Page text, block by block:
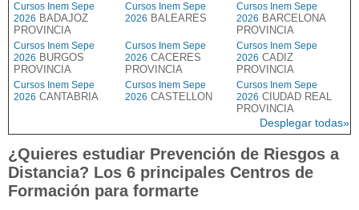
Cursos Inem Sepe
2026 BADAJOZ
PROVINCIA
Cursos Inem Sepe
2026 BALEARES
Cursos Inem Sepe
2026 BARCELONA
PROVINCIA
Cursos Inem Sepe
2026 BURGOS
PROVINCIA
Cursos Inem Sepe
2026 CACERES
PROVINCIA
Cursos Inem Sepe
2026 CADIZ
PROVINCIA
Cursos Inem Sepe
2026 CANTABRIA
Cursos Inem Sepe
2026 CASTELLON
Cursos Inem Sepe
2026 CIUDAD REAL
PROVINCIA
Desplegar todas»
¿Quieres estudiar Prevención de Riesgos a
Distancia? Los 6 principales Centros de
Formación para formarte